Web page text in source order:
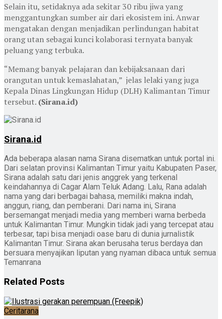
Selain itu, setidaknya ada sekitar 30 ribu jiwa yang
menggantungkan sumber air dari ekosistem ini. Anwar
mengatakan dengan menjadikan perlindungan habitat
orang utan sebagai kunci kolaborasi ternyata banyak
peluang yang terbuka.
“Memang banyak pelajaran dan kebijaksanaan dari
orangutan untuk kemaslahatan,” jelas lelaki yang juga
Kepala Dinas Lingkungan Hidup (DLH) Kalimantan Timur
tersebut. (Sirana.id)
Sirana.id
Ada beberapa alasan nama Sirana disematkan untuk portal ini.
Dari selatan provinsi Kalimantan Timur yaitu Kabupaten Paser,
Sirana adalah satu dari jenis anggrek yang terkenal
keindahannya di Cagar Alam Teluk Adang. Lalu, Rana adalah
nama yang dari berbagai bahasa, memiliki makna indah,
anggun, riang, dan pemberani. Dari nama ini, Sirana
bersemangat menjadi media yang memberi warna berbeda
untuk Kalimantan Timur. Mungkin tidak jadi yang tercepat atau
terbesar, tapi bisa menjadi oase baru di dunia jurnalistik
Kalimantan Timur. Sirana akan berusaha terus berdaya dan
bersuara menyajikan liputan yang nyaman dibaca untuk semua
Temanrana
Related Posts
Ceritarana